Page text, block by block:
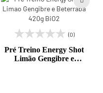
(0)
Pré Treino Energy Shot
Limão Gengibre e